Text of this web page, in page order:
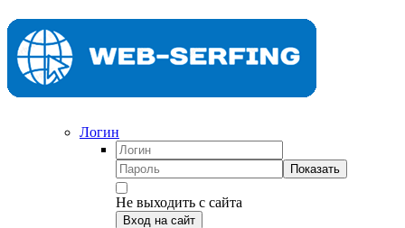
Логин
Показать
Не выходить с сайта
Вход на сайт